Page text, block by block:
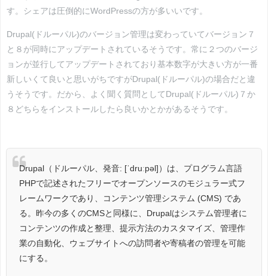
す。シェアは圧倒的にWordPressの方が多いいです。
Drupal(ドルーパル)のバージョン管理は変わっていてバージョン７
と８が同時にアップデートされているそうです。常に２つのバージ
ョンが並行してアップデートされており基本数字が大きい方が一番
新しいくて良いと思いがちですがDrupal(ドルーパル)の場合だと違
うそうです。だから、よく聞く質問としてDrupal(ドルーパル)７か
８どちらをインストールしたら良いかとかがあるそうです。
Drupal（ドルーパル、発音: [ˈdruːpəl]）は、プログラム言語
PHPで記述されたフリーでオープンソースのモジュラー式フ
レームワークであり、コンテンツ管理システム (CMS) であ
る。昨今の多くのCMSと同様に、Drupalはシステム管理者に
コンテンツの作成と整理、提示方法のカスタマイズ、管理作
業の自動化、ウェブサイトへの訪問者や寄稿者の管理を可能
にする。